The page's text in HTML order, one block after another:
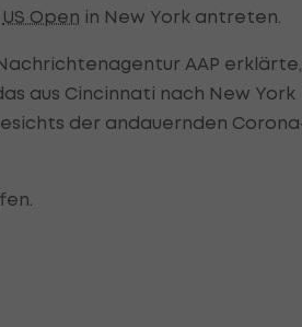
US Open in New York antreten.
AAP erklärte,
aus Cincinnati nach New York
der andauernden